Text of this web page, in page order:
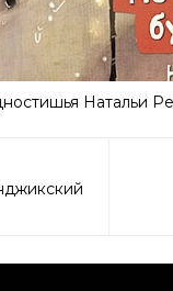
Haтальи